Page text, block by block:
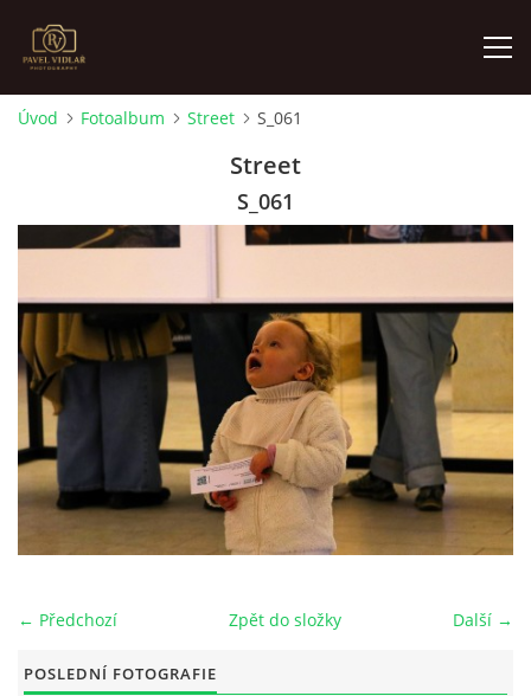
AKTUALITY
VÝSTAVY
KONTAKT
© 2026 eStránky.cz
Úvod Fotoalbum Street S_061
Street
S_061
← Předchozí Další →
Zpět do složky
POSLEDNÍ FOTOGRAFIE